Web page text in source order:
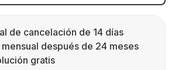
de cancelación de 14 días
después de 24 meses
gratis